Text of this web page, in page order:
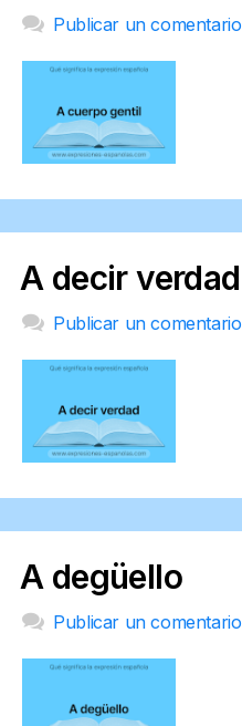
Publicar un comentario
A decir verdad
Publicar un comentario
A degüello
Publicar un comentario